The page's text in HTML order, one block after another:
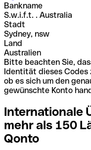
Bankname
S.w.i.f.t. . Australia
Stadt
Sydney, nsw
Land
Australien
Bitte beachten Sie,
Identität dieses
ob es sich um den
gewünschte Konto
Internationale
mehr als 150
Qonto